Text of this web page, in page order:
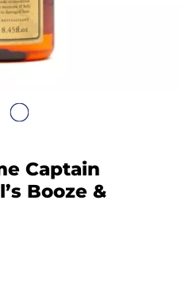
Captain
Booze &